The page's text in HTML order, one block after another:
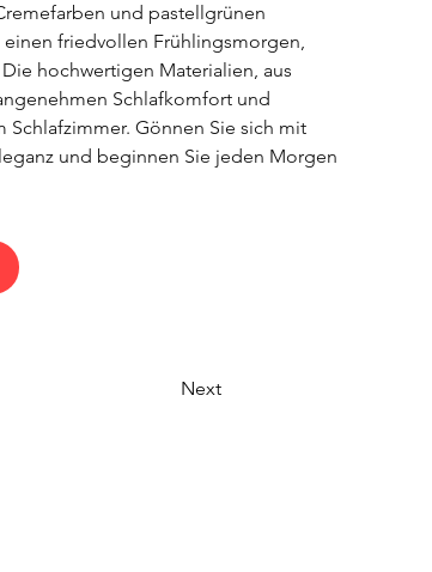
und pastellgrünen
friedvollen Frühlingsmorgen,
hochwertigen Materialien, aus
Schlafkomfort und
Gönnen Sie sich mit
und beginnen Sie jeden Morgen
Next